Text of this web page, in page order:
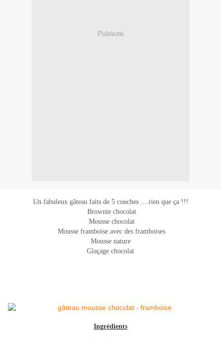
Publicité
Un fabuleux gâteau faits de 5 couches ....rien que ça !!!
Brownie chocolat
Mousse chocolat
Mousse framboise avec des framboises
Mousse nature
Glaçage chocolat
Ingrédients